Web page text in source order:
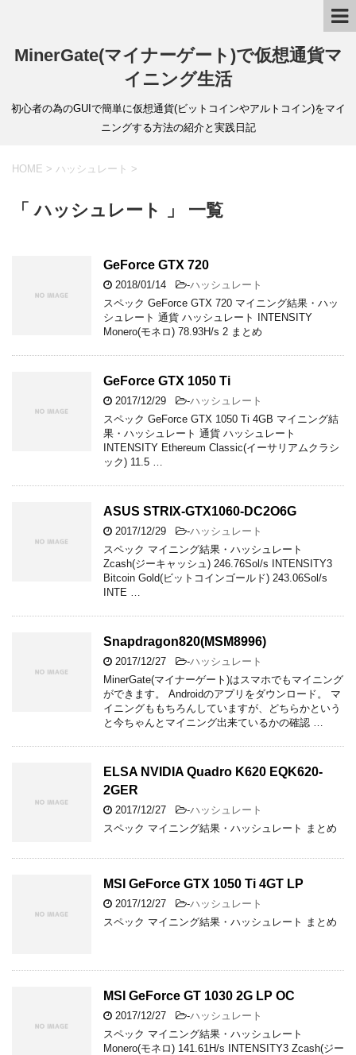
MinerGate(マイナーゲート)で仮想通貨マ
イニング生活
初心者の為のGUIで簡単に仮想通貨(ビットコインやアルトコイン)をマイ
ニングする方法の紹介と実践日記
HOME > ハッシュレート >
「 ハッシュレート 」 一覧
GeForce GTX 720
2018/01/14 -ハッシュレート
スペック GeForce GTX 720 マイニング結果・ハッ
シュレート 通貨 ハッシュレート INTENSITY
Monero(モネロ) 78.93H/s 2 まとめ
GeForce GTX 1050 Ti
2017/12/29 -ハッシュレート
スペック GeForce GTX 1050 Ti 4GB マイニング結
果・ハッシュレート 通貨 ハッシュレート
INTENSITY Ethereum Classic(イーサリアムクラシ
ック) 11.5 …
ASUS STRIX-GTX1060-DC2O6G
2017/12/29 -ハッシュレート
スペック マイニング結果・ハッシュレート
Zcash(ジーキャッシュ) 246.76Sol/s INTENSITY3
Bitcoin Gold(ビットコインゴールド) 243.06Sol/s
INTE …
Snapdragon820(MSM8996)
2017/12/27 -ハッシュレート
MinerGate(マイナーゲート)はスマホでもマイニング
ができます。 Androidのアプリをダウンロード。 マ
イニングももちろんしていますが、どちらかという
と今ちゃんとマイニング出来ているかの確認 …
ELSA NVIDIA Quadro K620 EQK620-
2GER
2017/12/27 -ハッシュレート
スペック マイニング結果・ハッシュレート まとめ
MSI GeForce GTX 1050 Ti 4GT LP
2017/12/27 -ハッシュレート
スペック マイニング結果・ハッシュレート まとめ
MSI GeForce GT 1030 2G LP OC
2017/12/27 -ハッシュレート
スペック マイニング結果・ハッシュレート
Monero(モネロ) 141.61H/s INTENSITY3 Zcash(ジー